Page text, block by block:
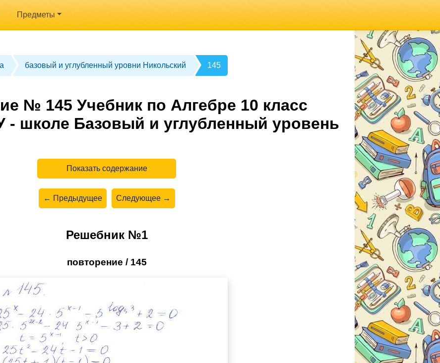
Предметы
базовый и углубленный уровни Никольский 145
№ 145 Учебник по Алгебре 10 класс
- школе Базовый и углубленный уровень
Показать содержание
← Предыдущее Следующее →
Решебник №1
повторение / 145